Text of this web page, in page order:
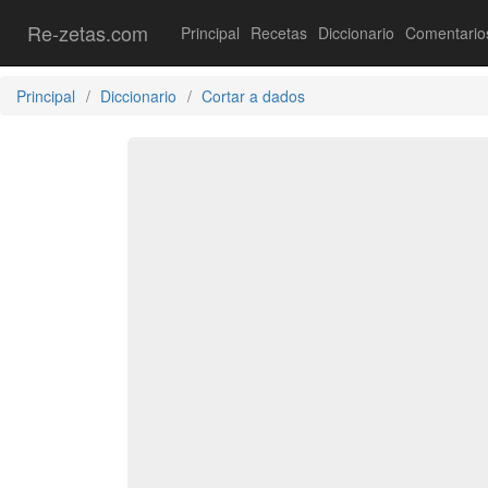
Re-zetas.com Principal Recetas Diccionario
Principal Diccionario Cortar a dados